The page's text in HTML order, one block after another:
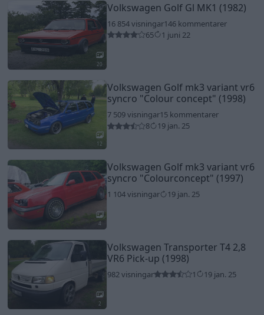
20
Volkswagen Golf Gl MK1 (1982)
16 854 visningar146 kommentarer
65
1 juni 22
12
Volkswagen Golf mk3 variant vr6
syncro "Colour concept" (1998)
7 509 visningar15 kommentarer
8
19 jan. 25
4
Volkswagen Golf mk3 variant vr6
syncro "Colourconcept" (1997)
1 104 visningar 19 jan. 25
2
Volkswagen Transporter T4 2,8
VR6 Pick-up (1998)
982 visningar 1 19 jan. 25